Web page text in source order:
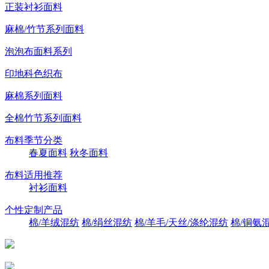
正装衬衫面料
麻棉/竹节系列面料
泡泡布面料系列
印地科色织布
麻棉系列面料
全棉竹节系列面料
布料季节分类
春夏面料 秋冬面料
布料适用推荐
衬衫面料
个性定制产品
棉/羊绒混纺 棉/绢丝混纺 棉/羊毛/天丝/涤纶混纺 棉/铜氨